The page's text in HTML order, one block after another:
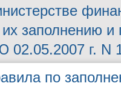
заполнению и
02.05.2007 г. N
по